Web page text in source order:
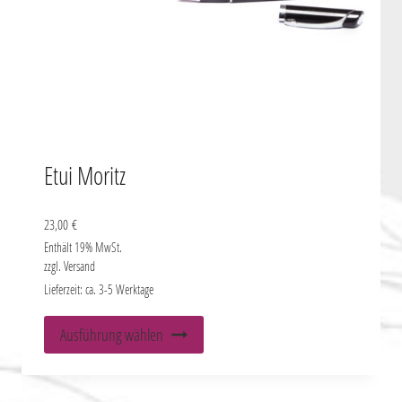
werden
Etui Moritz
23,00 €
Enthält 19% MwSt.
zzgl. Versand
Lieferzeit: ca. 3-5 Werktage
Ausführung wählen
Produkt